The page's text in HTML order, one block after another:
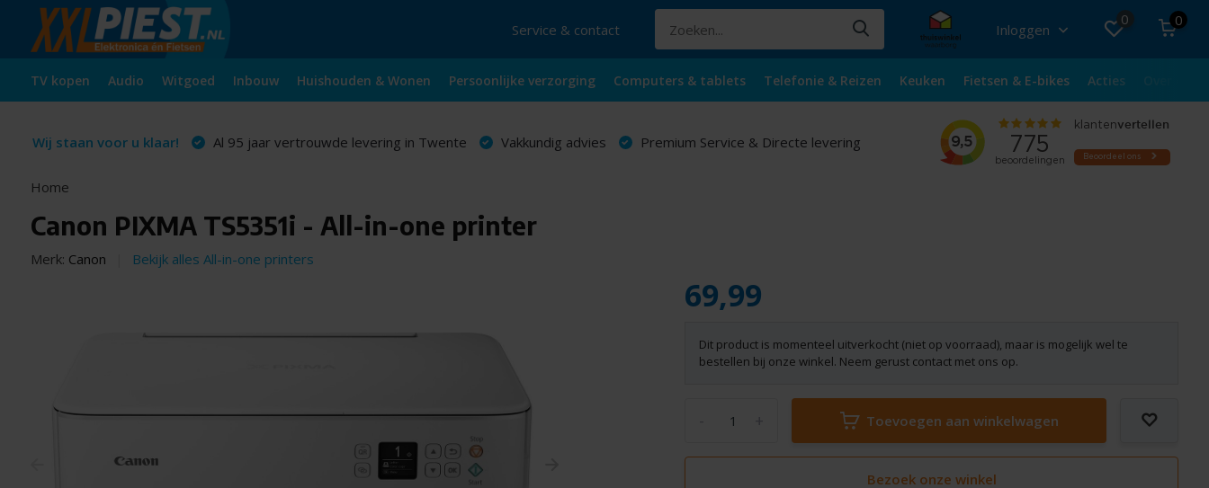
Service & contact Inloggen
0 0
TV kopen Audio Witgoed Inbouw Huishouden & Wonen Persoonlijke verzorging Computers & tablets Telefonie & Reizen Keuken Fietsen & E-bikes Acties
Wij staan voor u klaar! Al 95 jaar vertrouwde levering in Twente Vakkundig advies Premium Service & Directe levering
Home
Canon PIXMA TS5351i - All-in-one printer
Merk: Canon Bekijk alles All-in-one printers
69,99
Dit product is momenteel uitverkocht (niet op voorraad), maar is mogelijk wel te
bestellen bij onze winkel. Neem gerust contact met ons op.
Toevoegen aan winkelwagen
Bezoek onze winkel